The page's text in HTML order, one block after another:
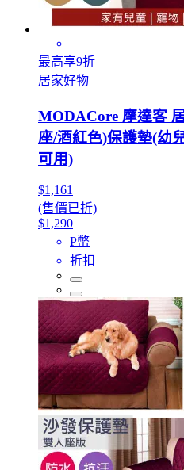
最高享9折
居家好物
MODACore 摩達客
座/酒紅色)保護墊(幼
可用)
$1,161
(售價已折)
$1,290
P幣
折扣